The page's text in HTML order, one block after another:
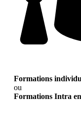
Formations
ou
Formations Intra